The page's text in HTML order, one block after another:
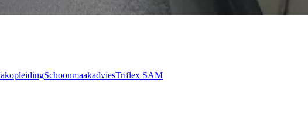
SchoonmaakadviesTriflex SAM